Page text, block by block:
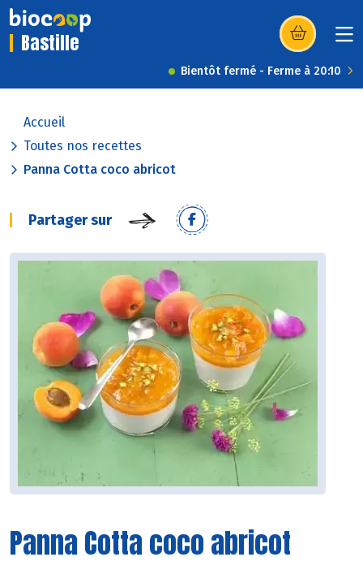
Bastille (s’ouvre dans
Bientôt fermé - Ferme à 20:10
Accueil
Toutes nos recettes
Panna Cotta coco abricot
Partager sur
Panna Cotta coco abricot